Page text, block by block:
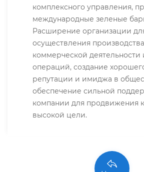
комплексного управления,
международные зеленые
Расширение организации
осуществления
коммерческой деятельности
операций, создание
репутации и имиджа в
обеспечение сильной
компании для продвижения
высокой цели.